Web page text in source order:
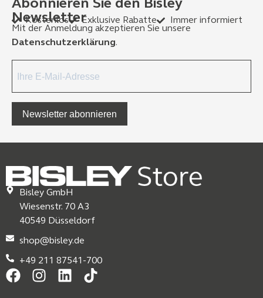
Abonnieren Sie den Bisley
Newsletter
Kostenlos Exklusive Rabatte
Immer informiert
Mit der Anmeldung akzeptieren Sie unsere
Datenschutzerklärung.
Newsletter abonnieren
Bisley GmbH
Wiesenstr. 70 A3
40549 Düsseldorf
shop@bisley.de
+49 211 87541-700